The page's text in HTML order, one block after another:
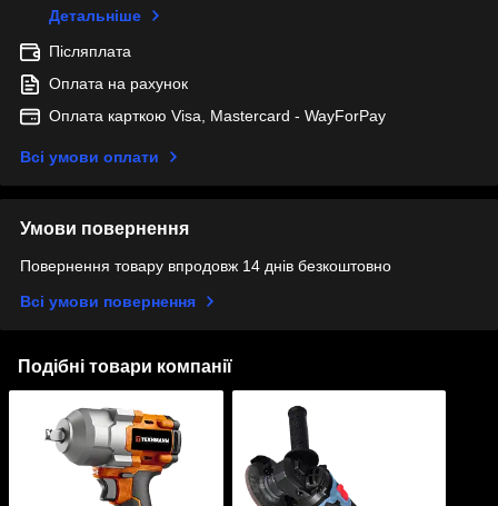
Детальніше
Післяплата
Оплата на рахунок
Оплата карткою Visa, Mastercard - WayForPay
Всі умови оплати
Умови повернення
Повернення товару впродовж 14 днів безкоштовно
Всі умови повернення
Подібні товари компанії